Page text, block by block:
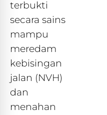
terbukti
secara sains
mampu
meredam
kebisingan
jalan (NVH)
dan
menahan